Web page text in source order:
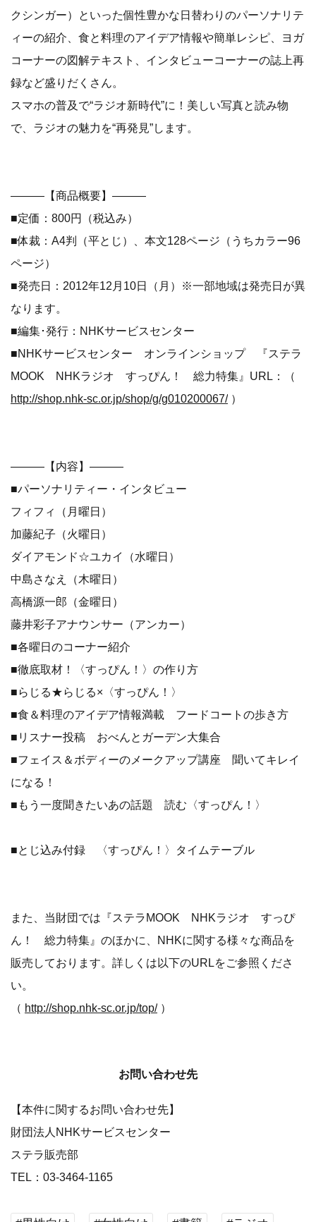
クシンガー）といった個性豊かな日替わりのパーソナリテ
ィーの紹介、食と料理のアイデア情報や簡単レシピ、ヨガ
コーナーの図解テキスト、インタビューコーナーの誌上再
録など盛りだくさん。
スマホの普及で“ラジオ新時代”に！美しい写真と読み物
で、ラジオの魅力を“再発見”します。
―――【商品概要】―――
■定価：800円（税込み）
■体裁：A4判（平とじ）、本文128ページ（うちカラー96
ページ）
■発売日：2012年12月10日（月）※一部地域は発売日が異
なります。
■編集･発行：NHKサービスセンター
■NHKサービスセンター オンラインショップ 『ステラ
MOOK NHKラジオ すっぴん！ 総力特集』URL：（
http://shop.nhk-sc.or.jp/shop/g/g010200067/ ）
―――【内容】―――
■パーソナリティー・インタビュー
フィフィ（月曜日）
加藤紀子（火曜日）
ダイアモンド☆ユカイ（水曜日）
中島さなえ（木曜日）
高橋源一郎（金曜日）
藤井彩子アナウンサー（アンカー）
■各曜日のコーナー紹介
■徹底取材！〈すっぴん！〉の作り方
■らじる★らじる×〈すっぴん！〉
■食＆料理のアイデア情報満載 フードコートの歩き方
■リスナー投稿 おべんとガーデン大集合
■フェイス＆ボディーのメークアップ講座 聞いてキレイ
になる！
■もう一度聞きたいあの話題 読む〈すっぴん！〉
■とじ込み付録 〈すっぴん！〉タイムテーブル
また、当財団では『ステラMOOK NHKラジオ すっぴ
ん！ 総力特集』のほかに、NHKに関する様々な商品を
販売しております。詳しくは以下のURLをご参照くださ
い。
（ http://shop.nhk-sc.or.jp/top/ ）
お問い合わせ先
【本件に関するお問い合わせ先】
財団法人NHKサービスセンター
ステラ販売部
TEL：03-3464-1165